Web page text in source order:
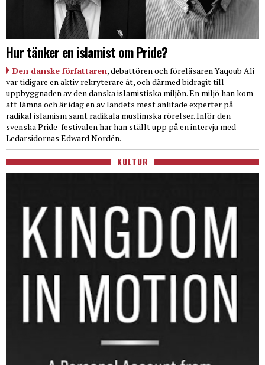
Hur tänker en islamist om Pride?
Den danske författaren, debattören och föreläsaren Yaqoub Ali
var tidigare en aktiv rekryterare åt, och därmed bidragit till
uppbyggnaden av den danska islamistiska miljön. En miljö han kom
att lämna och är idag en av landets mest anlitade experter på
radikal islamism samt radikala muslimska rörelser. Inför den
svenska Pride-festivalen har han ställt upp på en intervju med
Ledarsidornas Edward Nordén.
KULTUR